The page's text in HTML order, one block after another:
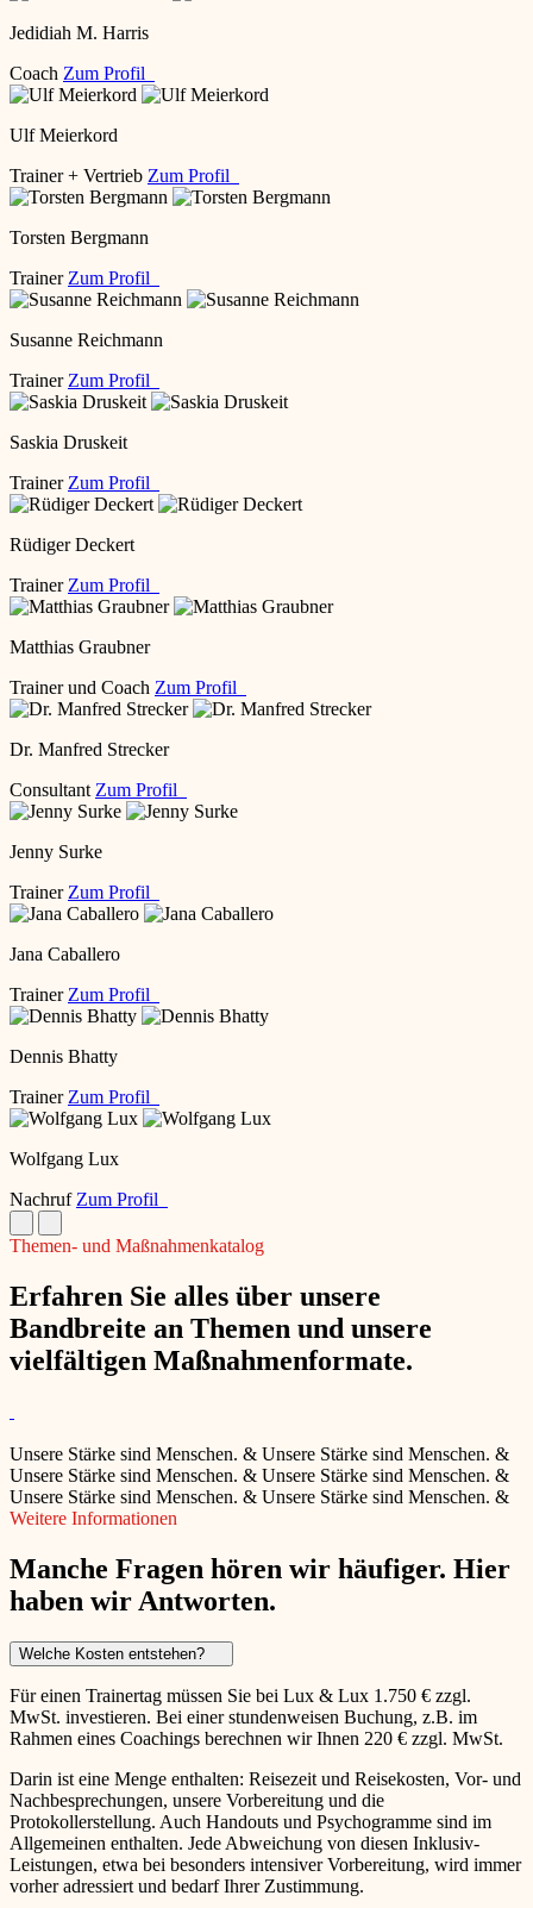
Jedidiah M. Harris
Coach Zum Profil
Ulf Meierkord
Trainer + Vertrieb Zum Profil
Torsten Bergmann
Trainer Zum Profil
Susanne Reichmann
Trainer Zum Profil
Saskia Druskeit
Trainer Zum Profil
Rüdiger Deckert
Trainer Zum Profil
Matthias Graubner
Trainer und Coach Zum Profil
Dr. Manfred Strecker
Consultant Zum Profil
Jenny Surke
Trainer Zum Profil
Jana Caballero
Trainer Zum Profil
Dennis Bhatty
Trainer Zum Profil
Wolfgang Lux
Nachruf Zum Profil
Themen- und Maßnahmenkatalog
Erfahren Sie alles über unsere
Bandbreite an Themen und unsere
vielfältigen Maßnahmenformate.
Unsere Stärke sind Menschen. & Unsere Stärke sind Menschen. &
Unsere Stärke sind Menschen. & Unsere Stärke sind Menschen. &
Unsere Stärke sind Menschen. & Unsere Stärke sind Menschen. &
Weitere Informationen
Manche Fragen hören wir häufiger. Hier
haben wir Antworten.
Welche Kosten entstehen?
Für einen Trainertag müssen Sie bei Lux & Lux 1.750 € zzgl.
MwSt. investieren. Bei einer stundenweisen Buchung, z.B. im
Rahmen eines Coachings berechnen wir Ihnen 220 € zzgl. MwSt.
Darin ist eine Menge enthalten: Reisezeit und Reisekosten, Vor- und
Nachbesprechungen, unsere Vorbereitung und die
Protokollerstellung. Auch Handouts und Psychogramme sind im
Allgemeinen enthalten. Jede Abweichung von diesen Inklusiv-
Leistungen, etwa bei besonders intensiver Vorbereitung, wird immer
vorher adressiert und bedarf Ihrer Zustimmung.